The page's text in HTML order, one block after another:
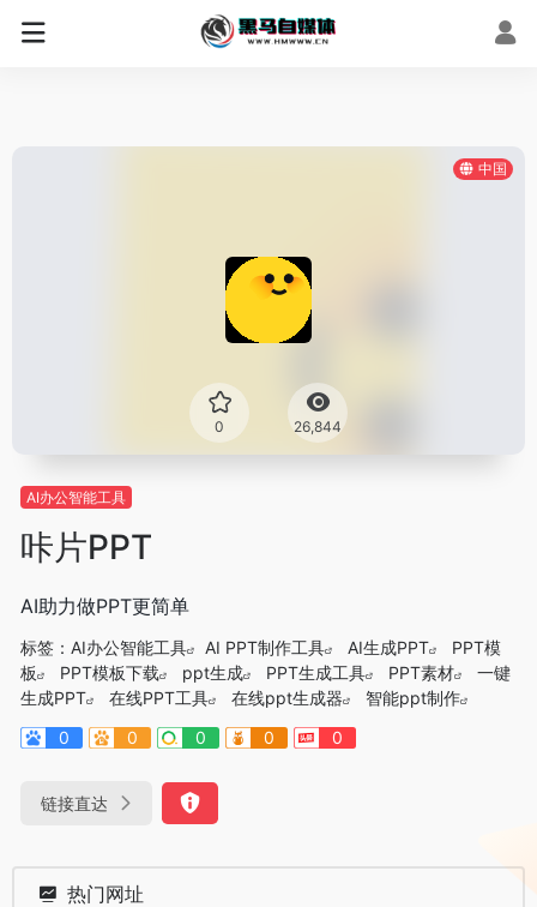
中国
0 26,844
AI办公智能工具
咔片PPT
AI助力做PPT更简单
标签： AI办公智能工具 AI PPT制作工具 AI生成PPT
PPT模
板
PPT模板下载 ppt生成 PPT生成工具 PPT素材
一键
生成PPT
在线PPT工具 在线ppt生成器
智能ppt制作
0
0 0 0 0
链接直达
热门网址